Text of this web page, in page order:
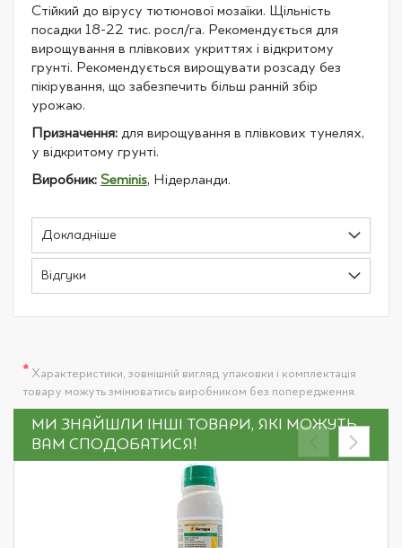
Стійкий до вірусу тютюнової мозаїки. Щільність
посадки 18-22 тис. росл/га. Рекомендується для
вирощування в плівкових укриттях і відкритому
грунті. Рекомендується вирощувати розсаду без
пікірування, що забезпечить більш ранній збір
урожаю.
Призначення: для вирощування в плівкових тунелях,
у відкритому грунті.
Виробник: Seminis, Нідерланди.
Докладніше
Відгуки
* Характеристики, зовнішній вигляд упаковки і комплектація
товару можуть змінюватись виробником без попередження.
МИ ЗНАЙШЛИ ІНШІ ТОВАРИ, ЯКІ МОЖУТЬ
ВАМ СПОДОБАТИСЯ!